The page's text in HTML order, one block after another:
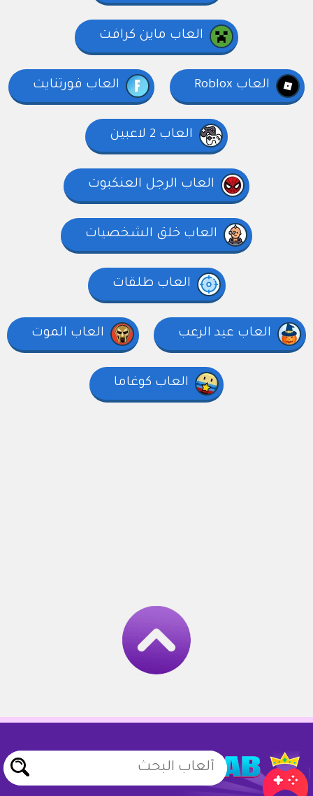
العاب ماين كرافت
العاب Roblox العاب فورتنايت
العاب 2 لاعبين
العاب الرجل العنكبوت
العاب خلق الشخصيات
العاب طلقات
العاب عيد الرعب العاب الموت
العاب كوغاما